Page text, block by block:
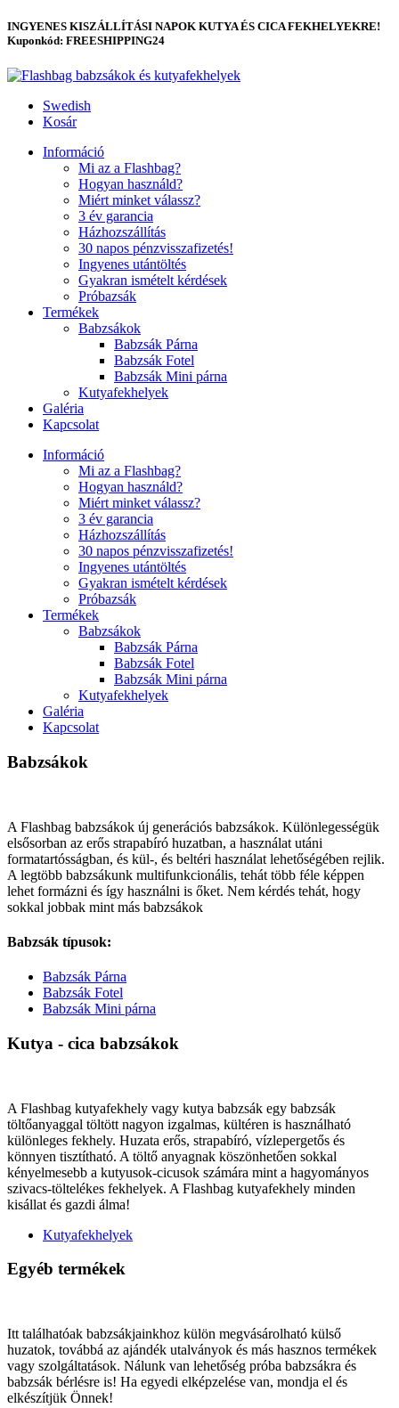
INGYENES KISZÁLLÍTÁSI NAPOK KUTYA ÉS CICA FEKHELYEKRE!
Kuponkód: FREESHIPPING24
Swedish
Kosár
Információ
Mi az a Flashbag?
Hogyan használd?
Miért minket válassz?
3 év garancia
Házhozszállítás
30 napos pénzvisszafizetés!
Ingyenes utántöltés
Gyakran ismételt kérdések
Próbazsák
Termékek
Babzsákok
Babzsák Párna
Babzsák Fotel
Babzsák Mini párna
Kutyafekhelyek
Galéria
Kapcsolat
Információ
Mi az a Flashbag?
Hogyan használd?
Miért minket válassz?
3 év garancia
Házhozszállítás
30 napos pénzvisszafizetés!
Ingyenes utántöltés
Gyakran ismételt kérdések
Próbazsák
Termékek
Babzsákok
Babzsák Párna
Babzsák Fotel
Babzsák Mini párna
Kutyafekhelyek
Galéria
Kapcsolat
Babzsákok
A Flashbag babzsákok új generációs babzsákok. Különlegességük
elsősorban az erős strapabíró huzatban, a használat utáni
formatartósságban, és kül-, és beltéri használat lehetőségében rejlik.
A legtöbb babzsákunk multifunkcionális, tehát több féle képpen
lehet formázni és így használni is őket. Nem kérdés tehát, hogy
sokkal jobbak mint más babzsákok
Babzsák típusok:
Babzsák Párna
Babzsák Fotel
Babzsák Mini párna
Kutya - cica babzsákok
A Flashbag kutyafekhely vagy kutya babzsák egy babzsák
töltőanyaggal töltött nagyon izgalmas, kültéren is használható
különleges fekhely. Huzata erős, strapabíró, vízlepergetős és
könnyen tisztítható. A töltő anyagnak köszönhetően sokkal
kényelmesebb a kutyusok-cicusok számára mint a hagyományos
szivacs-töltelékes fekhelyek. A Flashbag kutyafekhely minden
kisállat és gazdi álma!
Kutyafekhelyek
Egyéb termékek
Itt találhatóak babzsákjainkhoz külön megvásárolható külső
huzatok, továbbá az ajándék utalványok és más hasznos termékek
vagy szolgáltatások. Nálunk van lehetőség próba babzsákra és
babzsák bérlésre is! Ha egyedi elképzelése van, mondja el és
elkészítjük Önnek!